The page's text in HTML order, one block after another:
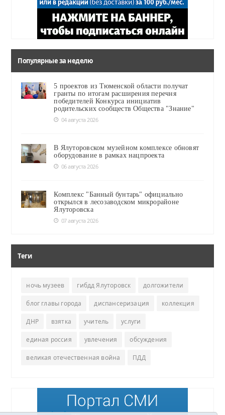
Популярные за неделю
5 проектов из Тюменской области получат
гранты по итогам расширения перечня
победителей Конкурса инициатив
родительских сообществ Общества "Знание"
04 августа 2026
В Ялуторовском музейном комплексе обновят
оборудование в рамках нацпроекта
06 августа 2026
Комплекс "Банный бунтарь" официально
открылся в лесозаводском микрорайоне
Ялуторовска
07 августа 2026
Теги
ночь музеев гибдд Ялуторовск долгожители
блог главы города диспансеризация коллекция
ДНР взятка учитель услуги
единая россия увлечения обсуждения
великая отечественная война ПДД